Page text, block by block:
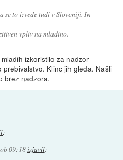
se to izvede tudi v Sloveniji. In
vpliv na mladino.
izkoristilo za nadzor
Klinc jih gleda. Našli
brez nadzora.
:
09:18izjavil: